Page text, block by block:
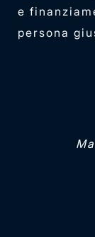
e
persona